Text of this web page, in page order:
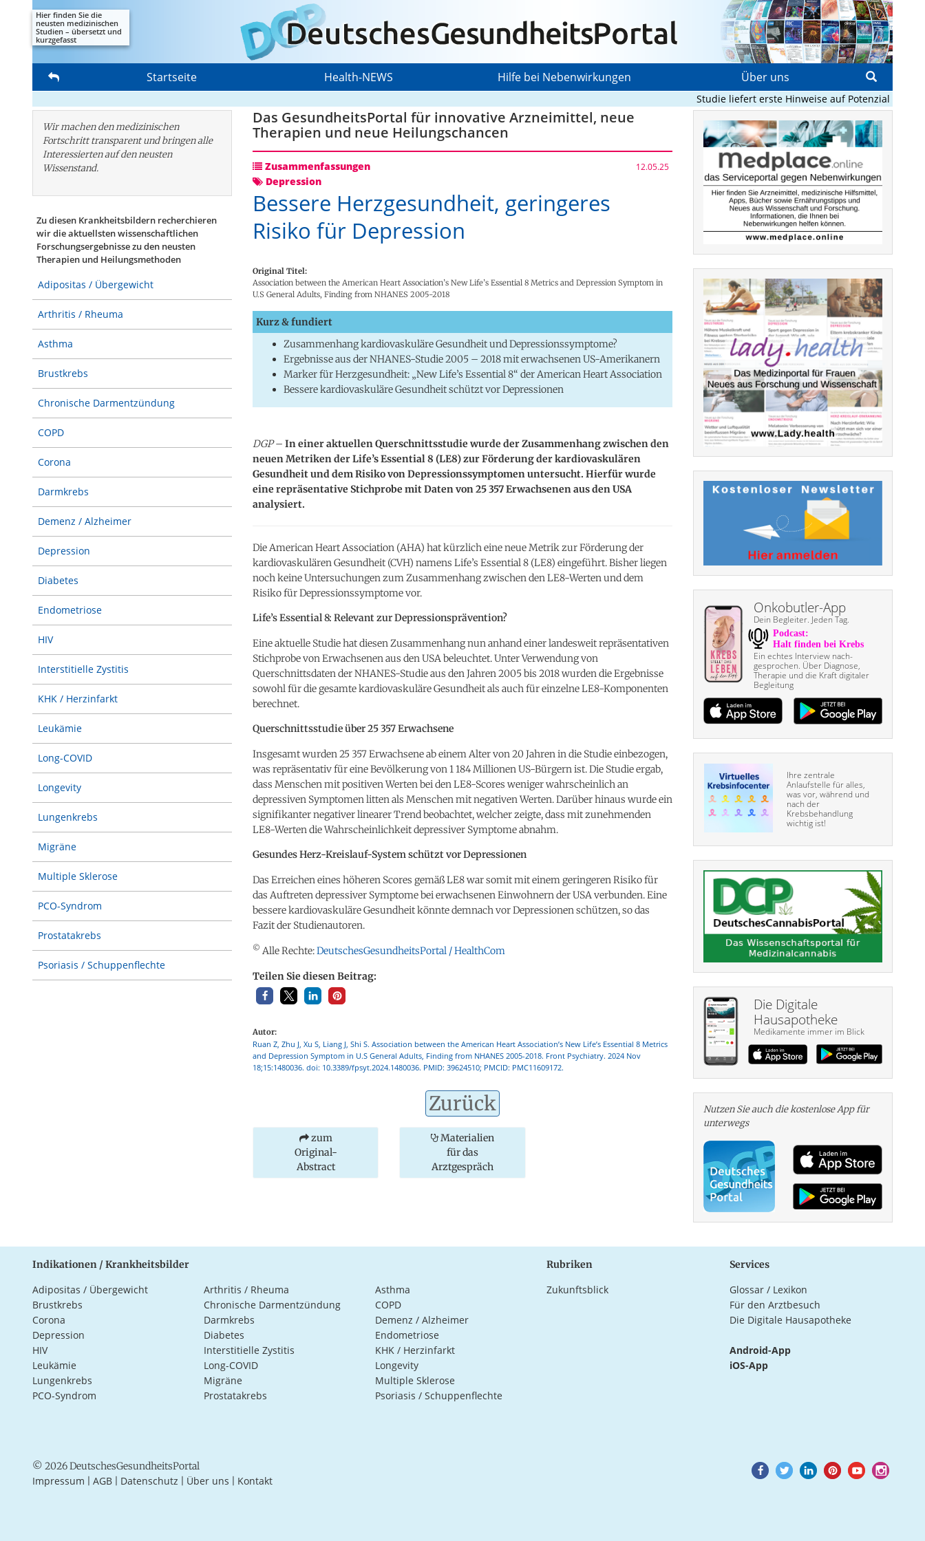
Hier finden Sie die
neusten medizinischen
Studien – übersetzt und
kurzgefasst
Startseite Health-NEWS Hilfe bei Nebenwirkungen Über uns
Studie liefert erste Hinweise auf Potenzial von KI
Wir machen den medizinischen
Fortschritt transparent und bringen alle
Interessierten auf den neusten
Wissenstand.
Zu diesen Krankheitsbildern recherchieren
wir die aktuellsten wissenschaftlichen
Forschungs­ergebnisse zu den neusten
Therapien und Heilungsmethoden
Adipositas / Übergewicht
Arthritis / Rheuma
Asthma
Brustkrebs
Chronische Darmentzündung
COPD
Corona
Darmkrebs
Demenz / Alzheimer
Depression
Diabetes
Endometriose
HIV
Interstitielle Zystitis
KHK / Herzinfarkt
Leukämie
Long-COVID
Longevity
Lungenkrebs
Migräne
Multiple Sklerose
PCO-Syndrom
Prostatakrebs
Psoriasis / Schuppenflechte
Das GesundheitsPortal für innovative Arzneimittel, neue
Therapien und neue Heilungschancen
Zusammenfassungen 12.05.25
Depression
Bessere Herzgesundheit, geringeres
Risiko für Depression
Original Titel:
Association between the American Heart Association’s New Life’s Essential 8 Metrics and Depression Symptom in
U.S General Adults, Finding from NHANES 2005-2018
Kurz & fundiert
Zusammenhang kardiovaskuläre Gesundheit und Depressionssymptome?
Ergebnisse aus der NHANES-Studie 2005 – 2018 mit erwachsenen US-Amerikanern
Marker für Herzgesundheit: „New Life’s Essential 8“ der American Heart Association
Bessere kardiovaskuläre Gesundheit schützt vor Depressionen
DGP– In einer aktuellen Querschnittsstudie wurde der Zusammenhang zwischen den
neuen Metriken der Life’s Essential 8 (LE8) zur Förderung der kardiovaskulären
Gesundheit und dem Risiko von Depressionssymptomen untersucht. Hierfür wurde
eine repräsentative Stichprobe mit Daten von 25 357 Erwachsenen aus den USA
analysiert.
Die American Heart Association (AHA) hat kürzlich eine neue Metrik zur Förderung der
kardiovaskulären Gesundheit (CVH) namens Life’s Essential 8 (LE8) eingeführt. Bisher liegen
noch keine Untersuchungen zum Zusammenhang zwischen den LE8-Werten und dem
Risiko für Depressionssymptome vor.
Life’s Essential 8: Relevant zur Depressionsprävention?
Eine aktuelle Studie hat diesen Zusammenhang nun anhand einer landesweit repräsentativen
Stichprobe von Erwachsenen aus den USA beleuchtet. Unter Verwendung von
Querschnittsdaten der NHANES-Studie aus den Jahren 2005 bis 2018 wurden die Ergebnisse
sowohl für die gesamte kardiovaskuläre Gesundheit als auch für einzelne LE8-Komponenten
berechnet.
Querschnittsstudie über 25 357 Erwachsene
Insgesamt wurden 25 357 Erwachsene ab einem Alter von 20 Jahren in die Studie einbezogen,
was repräsentativ für eine Bevölkerung von 1 184 Millionen US-Bürgern ist. Die Studie ergab,
dass Menschen mit positiven Werten bei den LE8-Scores weniger wahrscheinlich an
depressiven Symptomen litten als Menschen mit negativen Werten. Darüber hinaus wurde ein
signifikanter negativer linearer Trend beobachtet, welcher zeigte, dass mit zunehmenden
LE8-Werten die Wahrscheinlichkeit depressiver Symptome abnahm.
Gesundes Herz-Kreislauf-System schützt vor Depressionen
Das Erreichen eines höheren Scores gemäß LE8 war somit mit einem geringeren Risiko für
das Auftreten depressiver Symptome bei erwachsenen Einwohnern der USA verbunden. Eine
bessere kardiovaskuläre Gesundheit könnte demnach vor Depressionen schützen, so das
Fazit der Studienautoren.
© Alle Rechte:DeutschesGesundheitsPortal / HealthCom
Teilen Sie diesen Beitrag:
Autor:
Ruan Z, Zhu J, Xu S, Liang J, Shi S. Association between the American Heart Association’s New Life’s Essential 8 Metrics
and Depression Symptom in U.S General Adults, Finding from NHANES 2005-2018. Front Psychiatry. 2024 Nov
18;15:1480036. doi: 10.3389/fpsyt.2024.1480036. PMID: 39624510; PMCID: PMC11609172.
Zurück
zum
Original-
Abstract
Materialien
für das
Arztgespräch
Onkobutler-App
Dein Begleiter. Jeden Tag.
Ein echtes Interview nach­
gesprochen. Über Diagnose,
Therapie und die Kraft digitaler
Begleitung
Ihre zentrale
Anlaufstelle für alles,
was vor, während und
nach der
Krebsbehandlung
wichtig ist!
Die Digitale
Hausapotheke
Medikamente immer im Blick
Nutzen Sie auch die kosten­lose App für
unterwegs
Indikationen / Krankheitsbilder
Adipositas / Übergewicht Arthritis / Rheuma
Asthma
Brustkrebs
Chronische Darmentzündung
COPD
Corona
Darmkrebs
Demenz / Alzheimer
Depression
Diabetes
Endometriose
HIV
Interstitielle Zystitis
KHK / Herzinfarkt
Leukämie
Long-COVID
Longevity
Lungenkrebs
Migräne
Multiple Sklerose
PCO-Syndrom
Prostatakrebs Psoriasis / Schuppenflechte
Rubriken
Zukunftsblick
Services
Glossar / Lexikon
Für den Arztbesuch
Die Digitale Hausapotheke
Android-App
iOS-App
© 2026 DeutschesGesundheitsPortal
Impressum AGB Datenschutz Über uns Kontakt